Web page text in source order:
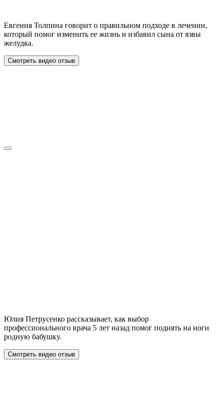
Евгения Толпина говорит о правильном подходе в лечении,
который помог изменить ее жизнь и избавил сына от язвы
желудка.
Смотреть видео отзыв
Юлия Петрусенко рассказывает, как выбор
профессионального врача 5 лет назад помог поднять на ноги
родную бабушку.
Смотреть видео отзыв